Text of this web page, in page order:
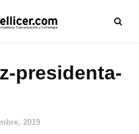
presidenta-
2019